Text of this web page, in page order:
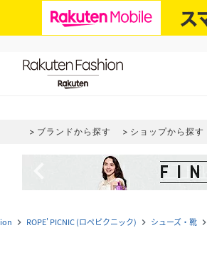
ブランドから探す ショップから探す
navigate_next ROPE' PICNIC (ロペピクニック) navigate_next シューズ・靴 navigate_next